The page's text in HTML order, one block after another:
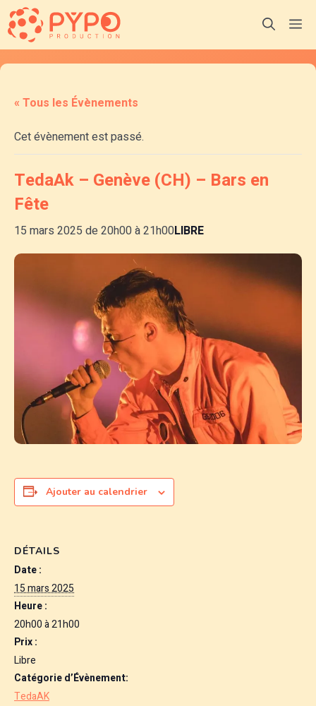
Aller
au
contenu
« Tous les Évènements
Cet évènement est passé.
TedaAk – Genève (CH) – Bars en
Fête
15 mars 2025 de 20h00à21h00LIBRE
Ajouter au calendrier
DÉTAILS
Date :
15 mars 2025
Heure :
20h00 à 21h00
Prix :
Libre
Catégorie d’Évènement:
TedaAK